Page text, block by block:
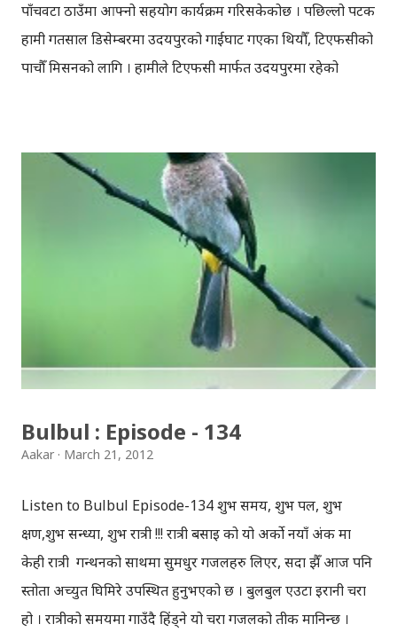
पाँचवटा ठाउँमा आफ्नो सहयोग कार्यक्रम गरिसकेकोछ । पछिल्लो पटक
हामी गतसाल डिसेम्बरमा उदयपुरको गाईघाट गएका थियौँ, टिएफसीको
पाचौँ मिसनको लागि । हामीले टिएफसी मार्फत उदयपुरमा रहेको
भने फरक छ ! समग्रमा भन्दा गाईघाट जाँदा खिचिएको श्रमिक पार्कको
फोटोहरु यहाँ राख्दैछु । स्रस्टा स्मारक, श्रमिक पार्क, ज्ञानविज्ञान कुञ्ज,
भगवती पर्यटन क्षेत्र आदिको नामले प्रचलित पार्कमा विभिन्न देवदवताको
मुर्तिका साथै नेपाली जनजिवन झल्कने मुर्तिहरु छन् । पार्कको बिचमा
गौतम बुद्धको श्रमिक रुप झल्कने मुर्ति राखिएकोछ । श्रमिक पार्कको
रुपमा त्यस पार्कलाई चिनाउने प्रयत्न गरिएको भएपनि, पार्कको निर्माण
सम्पन्न भएकोछैन । पार्कको काम हुँदा हुँदै विविध कारणले, पार्कको
काम रोकिएको रहेछ । तर पनि गाईघाट पुगियो भने, एकपटक श्रमिक
Bulbul : Episode - 134
Aakar March 21, 2012
Listen to Bulbul Episode-134 शुभ समय, शुभ पल, शुभ
क्षण,शुभ सन्ध्या, शुभ रात्री !!! रात्री बसाइ को यो अर्को नयाँ अंक मा
केही रात्री गन्थनको साथमा सुमधुर गजलहरु लिएर, सदा झैँ आज पनि
प्रस्तोता अच्युत घिमिरे उपस्थित हुनुभएको छ । बुलबुल एउटा इरानी चरा
हो । रात्रीको समयमा गाउँदै हिंड्‍ने यो चरा गजलको प्रतीक मानिन्छ ।